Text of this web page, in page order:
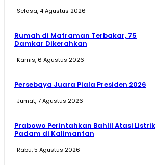
Selasa, 4 Agustus 2026
Rumah di Matraman Terbakar, 75
Damkar Dikerahkan
Kamis, 6 Agustus 2026
Persebaya Juara Piala Presiden 2026
Jumat, 7 Agustus 2026
Prabowo Perintahkan Bahlil Atasi Listrik
Padam di Kalimantan
Rabu, 5 Agustus 2026